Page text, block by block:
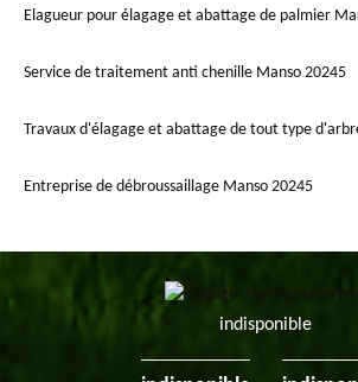
Elagueur pour élagage et abattage de palmier
Service de traitement anti chenille Manso 20245
Travaux d'élagage et abattage de tout type
Entreprise de débroussaillage Manso 20245
indisponible